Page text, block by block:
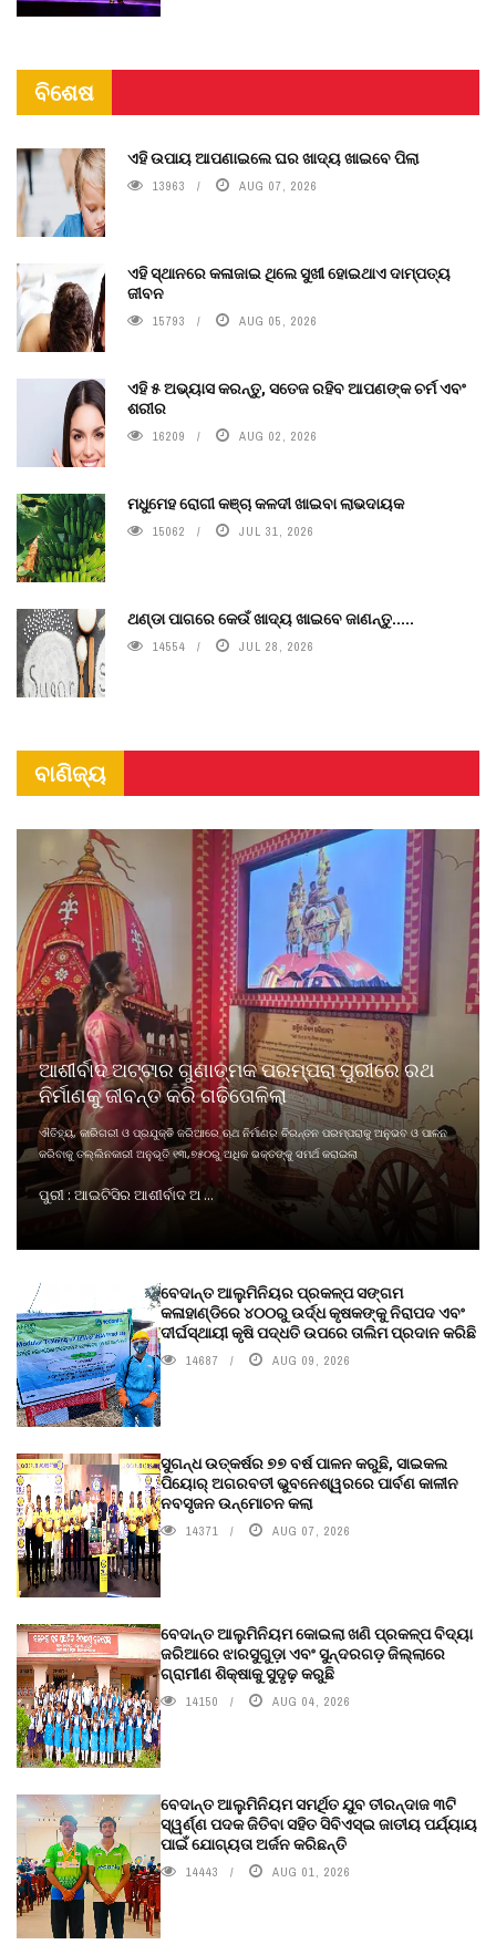
ବିଶେଷ
ଏହି ଉପାୟ ଆପଣାଇଲେ ଘର ଖାଦ୍ୟ ଖାଇବେ ପିଲା
13963 AUG 07, 2026
ଏହି ସ୍ଥାନରେ କଳାଜାଇ ଥିଲେ ସୁଖୀ ହୋଇଥାଏ ଦାମ୍ପତ୍ୟ
ଜୀବନ
15793 AUG 05, 2026
ଏହି ୫ ଅଭ୍ୟାସ କରନ୍ତୁ, ସତେଜ ରହିବ ଆପଣଙ୍କ ଚର୍ମ ଏବଂ
ଶରୀର
16209 AUG 02, 2026
ମଧୁମେହ ରୋଗୀ କଞ୍ଚା କଳଦୀ ଖାଇବା ଲାଭଦାୟକ
15062 JUL 31, 2026
ଥଣ୍ଡା ପାଗରେ କେଉଁ ଖାଦ୍ୟ ଖାଇବେ ଜାଣନ୍ତୁ.....
14554 JUL 28, 2026
ବାଣିଜ୍ୟ
ଆଶୀର୍ବାଦ ଅଟ୍ଟାର ଗୁଣାତ୍ମକ ପରମ୍ପରା ପୁରୀରେ ରଥ
ନିର୍ମାଣକୁ ଜୀବନ୍ତ କରି ଗଢିତୋଳିଲା
ଐତିହ୍ୟ, କାରିଗରୀ ଓ ପ୍ରଯୁକ୍ତି ଜରିଆରେ ଋଥ ନିର୍ମାଣର ଚିରନ୍ତନ ପରମ୍ପରାକୁ ଅନୁଭବ ଓ ପାଳନ
କରିବାକୁ ତଲ୍ଲିନକାରୀ ଅନୁଭୂତି ୧୩,୭୫୦ରୁ ଅଧିକ ଭକ୍ତଙ୍କୁ ସମର୍ଥ କରାଇଲା
ପୁରୀ : ଆଇଟିସିର ଆଶୀର୍ବାଦ ଅ ...
ବେଦାନ୍ତ ଆଲୁମିନିୟର ପ୍ରକଳ୍ପ ସଙ୍ଗମ
କଳାହାଣ୍ଡିରେ ୪୦୦ରୁ ଉର୍ଦ୍ଧ କୃଷକଙ୍କୁ ନିରାପଦ ଏବଂ
ଦୀର୍ଘସ୍ଥାୟୀ କୃଷି ପଦ୍ଧତି ଉପରେ ତାଲିମ ପ୍ରଦାନ କରିଛି
14687 AUG 09, 2026
ସୁଗନ୍ଧ ଉତ୍କର୍ଷର ୭୭ ବର୍ଷ ପାଳନ କରୁଛି, ସାଇକଲ
ପିୟୋର୍‌ ଅଗରବତୀ ଭୁବନେଶ୍ୱରରେ ପାର୍ବଣ କାଳୀନ
ନବସୃଜନ ଉନ୍ମୋଚନ କଲା
14371 AUG 07, 2026
ବେଦାନ୍ତ ଆଲୁମିନିୟମ କୋଇଲା ଖଣି ପ୍ରକଳ୍ପ ବିଦ୍ୟା
ଜରିଆରେ ଝାରସୁଗୁଡ଼ା ଏବଂ ସୁନ୍ଦରଗଡ଼ ଜିଲ୍ଲାରେ
ଗ୍ରାମୀଣ ଶିକ୍ଷାକୁ ସୁଦୃଢ଼ କରୁଛି
14150 AUG 04, 2026
ବେଦାନ୍ତ ଆଲୁମିନିୟମ ସମର୍ଥିତ ଯୁବ ତୀରନ୍ଦାଜ ୩ଟି
ସ୍ୱର୍ଣ୍ଣ ପଦକ ଜିତିବା ସହିତ ସିବିଏସ୍ଇ ଜାତୀୟ ପର୍ଯ୍ୟାୟ
ପାଇଁ ଯୋଗ୍ୟତା ଅର୍ଜନ କରିଛନ୍ତି
14443 AUG 01, 2026